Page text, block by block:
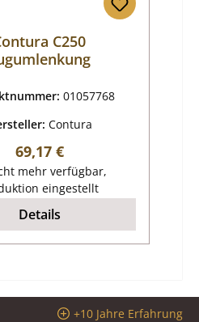
C250
01057768
Contura
Regulärer Preis:
69,17 €
mehr verfügbar,
eingestellt
Details
+10 Jahre Erfahrung